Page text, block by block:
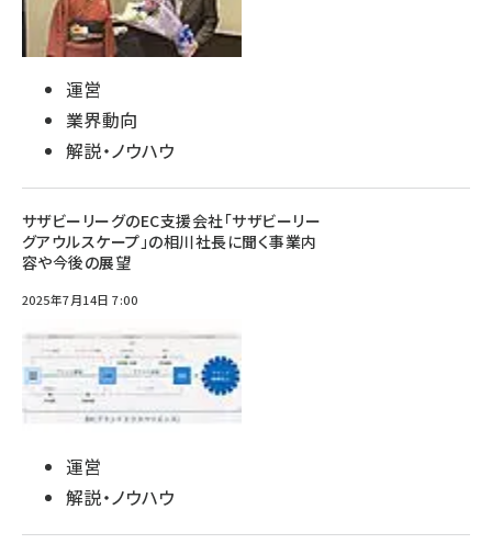
運営
業界動向
解説・ノウハウ
サザビーリーグのEC支援会社「サザビーリー
グアウルスケープ」の相川社長に聞く事業内
容や今後の展望
2025年7月14日 7:00
運営
解説・ノウハウ